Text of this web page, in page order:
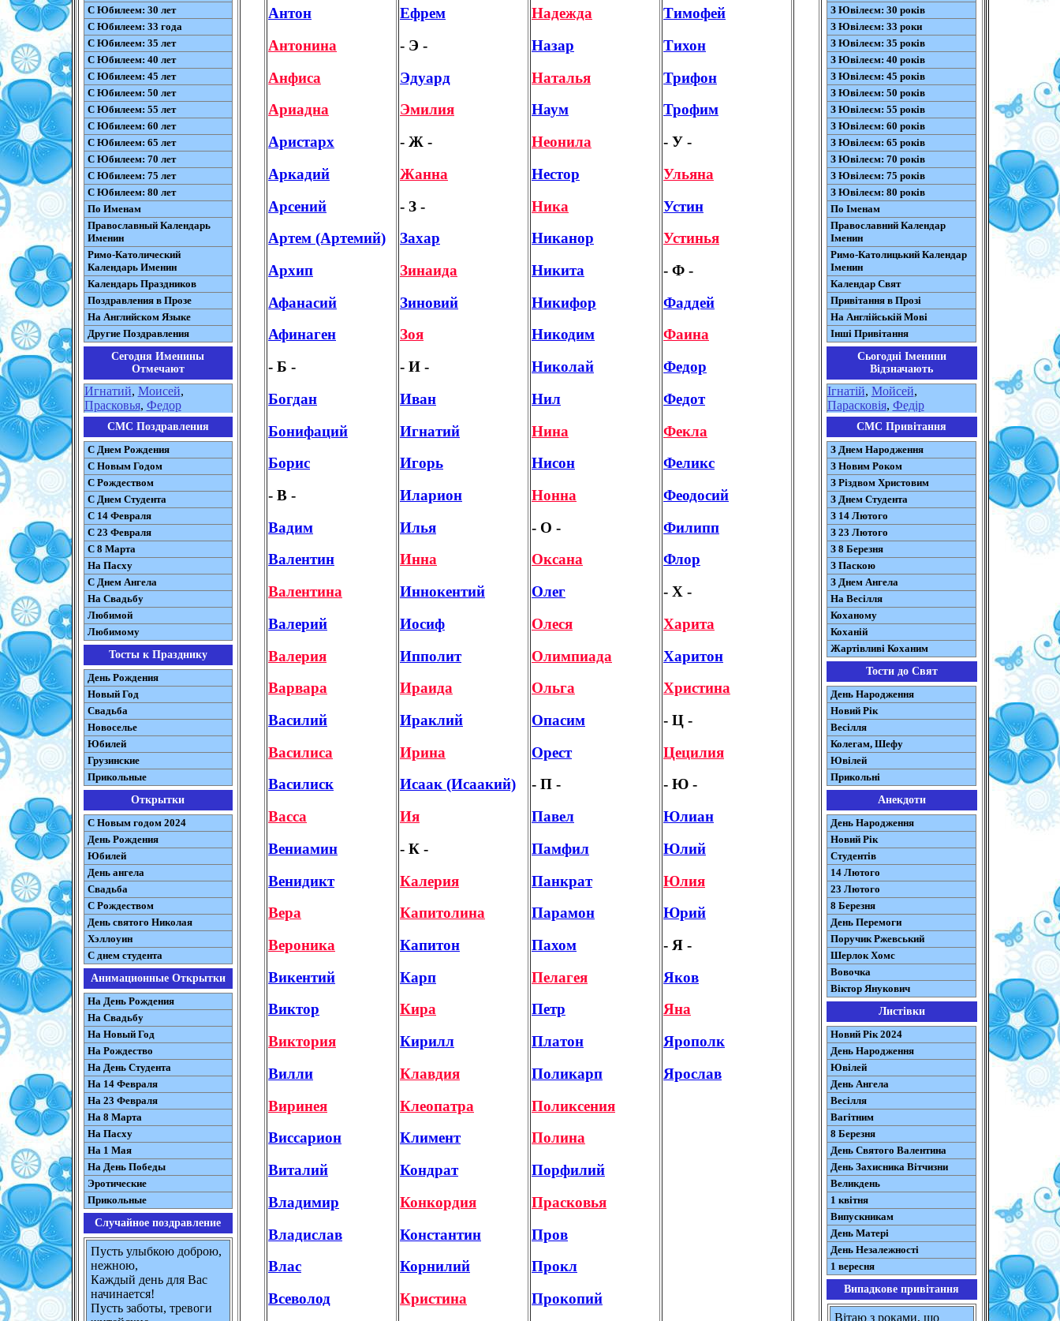
С Юбилеем: 30 лет
С Юбилеем: 33 года
С Юбилеем: 35 лет
С Юбилеем: 40 лет
С Юбилеем: 45 лет
С Юбилеем: 50 лет
С Юбилеем: 55 лет
С Юбилеем: 60 лет
С Юбилеем: 65 лет
С Юбилеем: 70 лет
С Юбилеем: 75 лет
С Юбилеем: 80 лет
По Именам
Православный Календарь
Именин
Римо-Католический
Календарь Именин
Календарь Праздников
Поздравления в Прозе
На Английском Языке
Другие Поздравления
Сегодня Именины
Отмечают
Игнатий, Моисей,
Прасковья, Федор
СМС Поздравления
С Днем Рождения
С Новым Годом
С Рождеством
C Днем Студента
С 14 Февраля
С 23 Февраля
С 8 Марта
На Пасху
C Днем Ангела
На Свадьбу
Любимой
Любимому
Тосты к Празднику
День Рождения
Новый Год
Свадьба
Новоселье
Юбилей
Грузинские
Прикольные
Открытки
С Новым годом 2024
День Рождения
Юбилей
День ангела
Свадьба
С Рождеством
День святого Николая
Хэллоуин
С днем студента
Анимационные Открытки
На День Рождения
На Свадьбу
На Новый Год
На Рождество
На День Студента
На 14 Февраля
На 23 Февраля
На 8 Марта
На Пасху
На 1 Мая
На День Победы
Эротические
Прикольные
Случайное поздравление
Пусть улыбкою доброю,
нежною,
Каждый день для Вас
начинается!
Пусть заботы, тревоги
Антон
Антонина
Анфиса
Ариадна
Аристарх
Аркадий
Арсений
Артем (Артемий)
Архип
Афанасий
Афинаген
- Б -
Богдан
Бонифаций
Борис
- В -
Вадим
Валентин
Валентина
Валерий
Валерия
Варвара
Василий
Василиса
Василиск
Васса
Вениамин
Венидикт
Вера
Вероника
Викентий
Виктор
Виктория
Вилли
Виринея
Виссарион
Виталий
Владимир
Владислав
Влас
Всеволод
Ефрем
- Э -
Эдуард
Эмилия
- Ж -
Жанна
- З -
Захар
Зинаида
Зиновий
Зоя
- И -
Иван
Игнатий
Игорь
Иларион
Илья
Инна
Иннокентий
Иосиф
Ипполит
Ираида
Ираклий
Ирина
Исаак (Исаакий)
Ия
- К -
Калерия
Капитолина
Капитон
Карп
Кира
Кирилл
Клавдия
Клеопатра
Климент
Кондрат
Конкордия
Константин
Корнилий
Кристина
Надежда
Назар
Наталья
Наум
Неонила
Нестор
Ника
Никанор
Никита
Никифор
Никодим
Николай
Нил
Нина
Нисон
Нонна
- О -
Оксана
Олег
Олеся
Олимпиада
Ольга
Опасим
Орест
- П -
Павел
Памфил
Панкрат
Парамон
Пахом
Пелагея
Петр
Платон
Поликарп
Поликсения
Полина
Порфилий
Прасковья
Пров
Прокл
Прокопий
Тимофей
Тихон
Трифон
Трофим
- У -
Ульяна
Устин
Устинья
- Ф -
Фаддей
Фаина
Федор
Федот
Фекла
Феликс
Феодосий
Филипп
Флор
- Х -
Харита
Харитон
Христина
- Ц -
Цецилия
- Ю -
Юлиан
Юлий
Юлия
Юрий
- Я -
Яков
Яна
Ярополк
Ярослав
З Ювілеєм: 30 років
З Ювілеєм: 33 роки
З Ювілеєм: 35 років
З Ювілеєм: 40 років
З Ювілеєм: 45 років
З Ювілеєм: 50 років
З Ювілеєм: 55 років
З Ювілеєм: 60 років
З Ювілеєм: 65 років
З Ювілеєм: 70 років
З Ювілеєм: 75 років
З Ювілеєм: 80 років
По Іменам
Православний Календар
Іменин
Римо-Католицький Календар
Іменин
Календар Свят
Привітання в Прозі
На Англійській Мові
Інші Привітання
Сьогодні Іменини
Відзначають
Ігнатій, Мойсей,
Парасковія, Федір
СМС Привітання
З Днем Народження
З Новим Роком
З Різдвом Христовим
З Днем Студента
З 14 Лютого
З 23 Лютого
З 8 Березня
З Паскою
З Днем Ангела
На Весілля
Коханому
Коханій
Жартівливі Коханим
Тости до Свят
День Народження
Новий Рік
Весілля
Колегам, Шефу
Ювілей
Прикольні
Анекдоти
День Народження
Новий Рік
Студентів
14 Лютого
23 Лютого
8 Березня
День Перемоги
Поручик Ржевський
Шерлок Хомс
Вовочка
Віктор Янукович
Листівки
Новий Рік 2024
День Народження
Ювілей
День Ангела
Весілля
Вагітним
8 Березня
День Святого Валентина
День Захисника Вітчизни
Великдень
1 квітня
Випускникам
День Матері
День Незалежності
1 вересня
Випадкове привітання
Вітаю з роками, що